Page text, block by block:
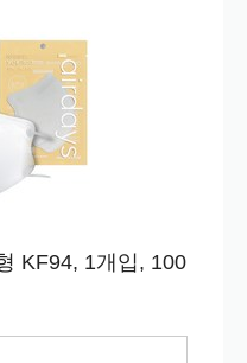
KF94, 1개입, 100